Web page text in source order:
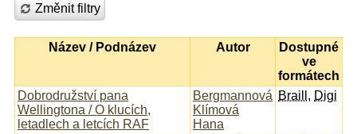
Změnit filtry
Název / Podnázev Autor
Dostupné
ve
formátech
Dobrodružství pana
Wellingtona / O klucích,
letadlech a letcích RAF
Bergmannová
Klímová
Hana
Braill , Digi